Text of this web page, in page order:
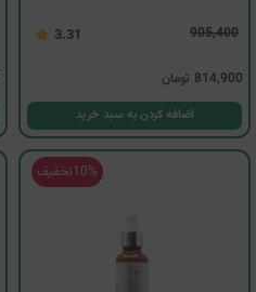
905,400
3.31
814,900 تومان
اضافه کردن به سبد خرید
10%تخفیف